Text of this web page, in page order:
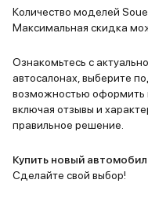
Количество моделей
Максимальная скидка
Ознакомьтесь с
автосалонах, выберите
возможностью оформить
включая отзывы и
правильное решение.
Купить новый
Сделайте свой выбор!